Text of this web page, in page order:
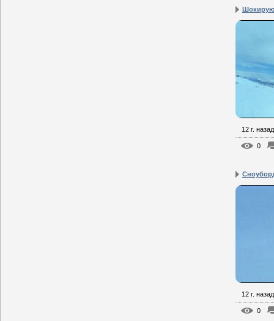
12 г. назад
0
12 г. назад
0